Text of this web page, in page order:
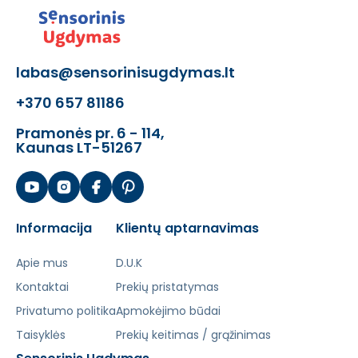
labas@sensorinisugdymas.lt
+370 657 81186
Pramonės pr. 6 - 114,
Kaunas LT-51267
Informacija
Apie mus
Kontaktai
Privatumo politika
Taisyklės
Klientų aptarnavimas
D.U.K
Prekių pristatymas
Apmokėjimo būdai
Prekių keitimas / grąžinimas